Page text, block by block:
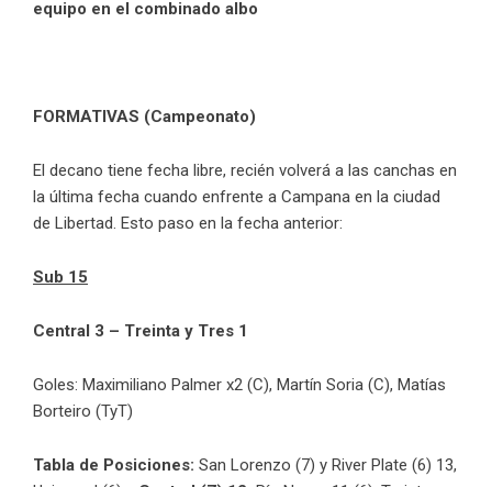
equipo en el combinado albo
FORMATIVAS (Campeonato)
El decano tiene fecha libre, recién volverá a las canchas en
la última fecha cuando enfrente a Campana en la ciudad
de Libertad. Esto paso en la fecha anterior:
Sub 15
Central 3 – Treinta y Tres 1
Goles: Maximiliano Palmer x2 (C), Martín Soria (C), Matías
Borteiro (TyT)
Tabla de Posiciones: San Lorenzo (7) y River Plate (6) 13,